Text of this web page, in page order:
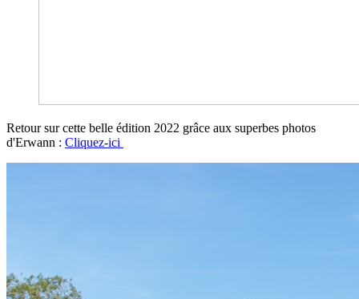
Retour sur cette belle édition 2022 grâce aux superbes photos
d'Erwann : Cliquez-ici